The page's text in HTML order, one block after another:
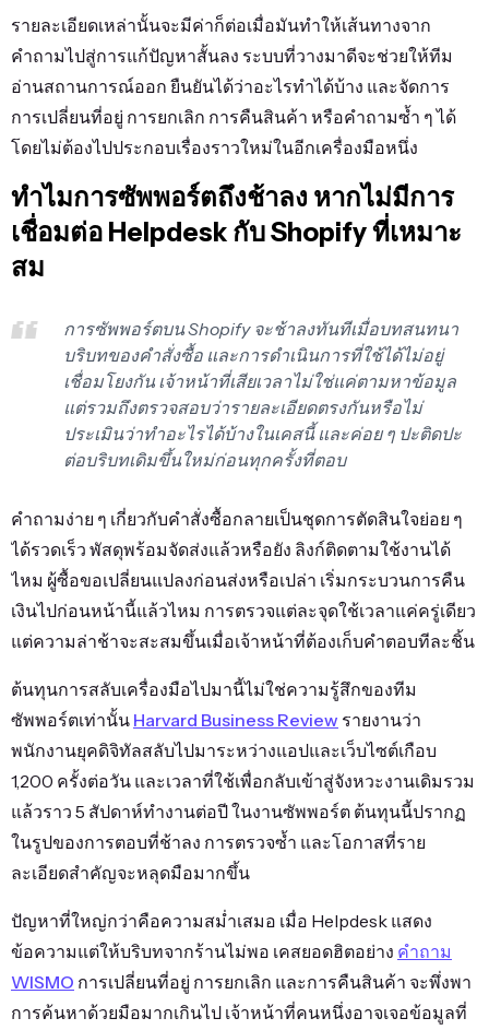
รายละเอียดเหล่านั้นจะมีค่าก็ต่อเมื่อมันทำให้เส้นทางจาก
คำถามไปสู่การแก้ปัญหาสั้นลง ระบบที่วางมาดีจะช่วยให้ทีม
อ่านสถานการณ์ออก ยืนยันได้ว่าอะไรทำได้บ้าง และจัดการ
การเปลี่ยนที่อยู่ การยกเลิก การคืนสินค้า หรือคำถามซ้ำ ๆ ได้
โดยไม่ต้องไปประกอบเรื่องราวใหม่ในอีกเครื่องมือหนึ่ง
ทำไมการซัพพอร์ตถึงช้าลง หากไม่มีการ
เชื่อมต่อ Helpdesk กับ Shopify ที่เหมาะ
สม
การซัพพอร์ตบน Shopify จะช้าลงทันทีเมื่อบทสนทนา
บริบทของคำสั่งซื้อ และการดำเนินการที่ใช้ได้ไม่อยู่
เชื่อมโยงกัน เจ้าหน้าที่เสียเวลาไม่ใช่แค่ตามหาข้อมูล
แต่รวมถึงตรวจสอบว่ารายละเอียดตรงกันหรือไม่
ประเมินว่าทำอะไรได้บ้างในเคสนี้ และค่อย ๆ ปะติดปะ
ต่อบริบทเดิมขึ้นใหม่ก่อนทุกครั้งที่ตอบ
คำถามง่าย ๆ เกี่ยวกับคำสั่งซื้อกลายเป็นชุดการตัดสินใจย่อย ๆ
ได้รวดเร็ว พัสดุพร้อมจัดส่งแล้วหรือยัง ลิงก์ติดตามใช้งานได้
ไหม ผู้ซื้อขอเปลี่ยนแปลงก่อนส่งหรือเปล่า เริ่มกระบวนการคืน
เงินไปก่อนหน้านี้แล้วไหม การตรวจแต่ละจุดใช้เวลาแค่ครู่เดียว
แต่ความล่าช้าจะสะสมขึ้นเมื่อเจ้าหน้าที่ต้องเก็บคำตอบทีละชิ้น
ต้นทุนการสลับเครื่องมือไปมานี้ไม่ใช่ความรู้สึกของทีม
ซัพพอร์ตเท่านั้น Harvard Business Review รายงานว่า
พนักงานยุคดิจิทัลสลับไปมาระหว่างแอปและเว็บไซต์เกือบ
1,200 ครั้งต่อวัน และเวลาที่ใช้เพื่อกลับเข้าสู่จังหวะงานเดิมรวม
แล้วราว 5 สัปดาห์ทำงานต่อปี ในงานซัพพอร์ต ต้นทุนนี้ปรากฏ
ในรูปของการตอบที่ช้าลง การตรวจซ้ำ และโอกาสที่ราย
ละเอียดสำคัญจะหลุดมือมากขึ้น
ปัญหาที่ใหญ่กว่าคือความสม่ำเสมอ เมื่อ Helpdesk แสดง
ข้อความแต่ให้บริบทจากร้านไม่พอ เคสยอดฮิตอย่าง คำถาม
WISMO การเปลี่ยนที่อยู่ การยกเลิก และการคืนสินค้า จะพึ่งพา
การค้นหาด้วยมือมากเกินไป เจ้าหน้าที่คนหนึ่งอาจเจอข้อมูลที่